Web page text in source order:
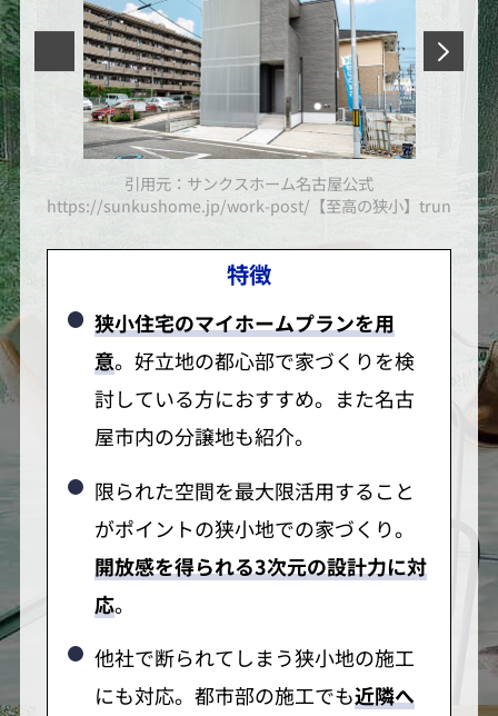
truna-lトゥルーナ-l＞/
引用元：サンクスホーム名古屋公式
https://sunkushome.jp/work-post/【至高の狭小】truna-lト
特徴
狭小住宅のマイホームプランを用
意。好立地の都心部で家づくりを検
討している方におすすめ。また名古
屋市内の分譲地も紹介。
限られた空間を最大限活用すること
がポイントの狭小地での家づくり。
開放感を得られる3次元の設計力に対
応。
他社で断られてしまう狭小地の施工
にも対応。都市部の施工でも近隣へ